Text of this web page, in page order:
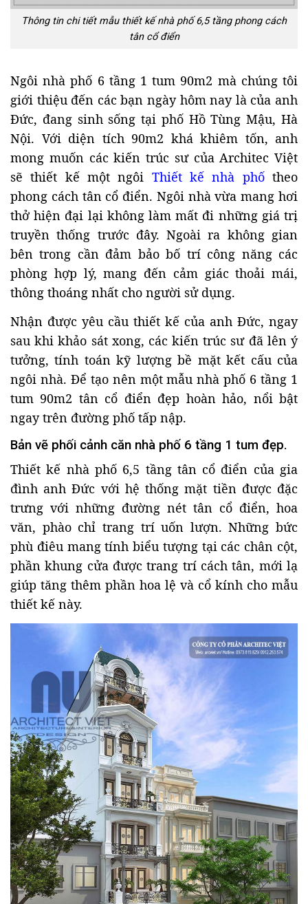
Thông tin chi tiết mẫu thiết kế nhà phố 6,5 tầng phong cách
tân cổ điển
Ngôi nhà phố 6 tầng 1 tum 90m2 mà chúng tôi
giới thiệu đến các bạn ngày hôm nay là của anh
Đức, đang sinh sống tại phố Hồ Tùng Mậu, Hà
Nội. Với diện tích 90m2 khá khiêm tốn, anh
mong muốn các kiến trúc sư của Architec Việt
sẽ thiết kế một ngôi Thiết kế nhà phốtheo
phong cách tân cổ điển. Ngôi nhà vừa mang hơi
thở hiện đại lại không làm mất đi những giá trị
truyền thống trước đây. Ngoài ra không gian
bên trong cần đảm bảo bố trí công năng các
phòng hợp lý, mang đến cảm giác thoải mái,
thông thoáng nhất cho người sử dụng.
Nhận được yêu cầu thiết kế của anh Đức, ngay
sau khi khảo sát xong, các kiến trúc sư đã lên ý
tưởng, tính toán kỹ lượng bề mặt kết cấu của
ngôi nhà. Để tạo nên một mẫu nhà phố 6 tầng 1
tum 90m2 tân cổ điển đẹp hoàn hảo, nổi bật
ngay trên đường phố tấp nập.
Bản vẽ phối cảnh căn nhà phố 6 tầng 1 tum đẹp.
Thiết kế nhà phố 6,5 tầng tân cổ điển của gia
đình anh Đức với hệ thống mặt tiền được đặc
trưng với những đường nét tân cổ điển, hoa
văn, phào chỉ trang trí uốn lượn. Những bức
phù điêu mang tính biểu tượng tại các chân cột,
phần khung cửa được trang trí cách tân, mới lạ
giúp tăng thêm phần hoa lệ và cổ kính cho mẫu
thiết kế này.